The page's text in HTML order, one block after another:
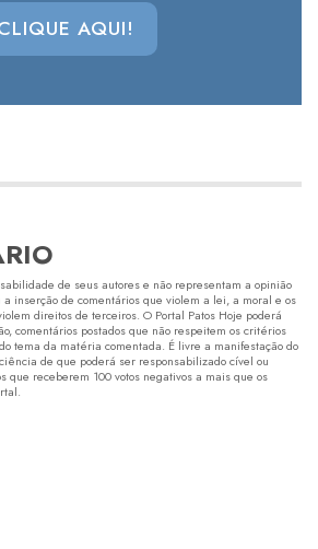
AQUI!
de seus autores e não representam a opinião
a inserção de comentários que violem a lei, a moral e os
direitos de terceiros. O Portal Patos Hoje poderá
comentários postados que não respeitem os critérios
tema da matéria comentada. É livre a manifestação do
de que poderá ser responsabilizado cível ou
que receberem 100 votos negativos a mais que os